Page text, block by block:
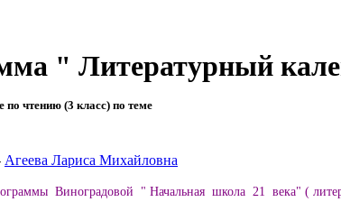
" Литературный
по чтению (3 класс) по теме
Агеева Лариса Михайловна
Виноградовой " Начальная школа 21 века" (